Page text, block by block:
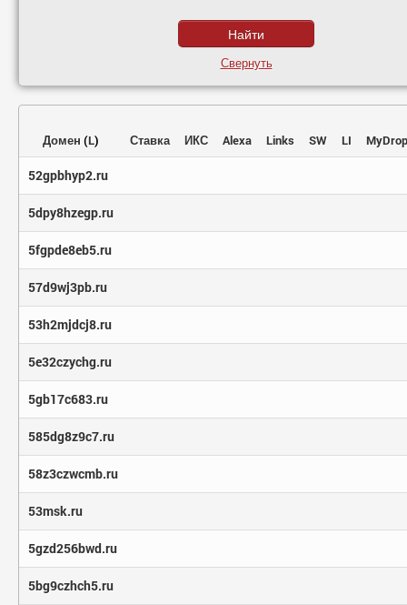
Свернуть
Домен (L) Ставка ИКС Alexa Links SW LI MyDrop
52gpbhyp2.ru
5dpy8hzegp.ru
5fgpde8eb5.ru
57d9wj3pb.ru
53h2mjdcj8.ru
5e32czychg.ru
5gb17c683.ru
585dg8z9c7.ru
58z3czwcmb.ru
53msk.ru
5gzd256bwd.ru
5bg9czhch5.ru